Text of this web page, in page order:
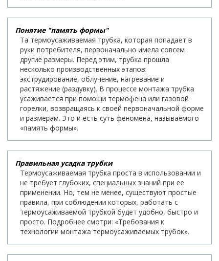
Понятие "память формы"
Та термоусаживаемая трубка, которая попадает в
руки потребителя, первоначально имела совсем
другие размеры. Перед этим, трубка прошла
несколько производственных этапов:
экструдирование, облучение, нагревание и
растяжение (раздувку). В процессе монтажа трубка
усаживается при помощи термофена или газовой
горелки, возвращаясь к своей первоначальной форме
и размерам. Это и есть суть феномена, называемого
«память формы».
Правильная усадка трубки
Термоусаживаемая трубка проста в использовании и
не требует глубоких, специальных знаний при ее
применении. Но, тем не менее, существуют простые
правила, при соблюдении которых, работать с
термоусаживаемой трубкой будет удобно, быстро и
просто. Подробнее смотри: «Требования к
технологии монтажа термоусаживаемых трубок».